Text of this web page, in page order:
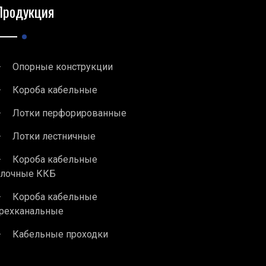
Опорные конструкции
Короба кабельные
Лотки перфорированные
Лотки лестничные
Короба кабельные
ККБ
Короба кабельные
Кабельные проходки